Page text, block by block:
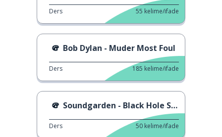
Ders 55 kelime/ifade
Bob Dylan - Muder Most Foul
Ders 185 kelime/ifade
Soundgarden - Black Hole Sun
Ders 50 kelime/ifade